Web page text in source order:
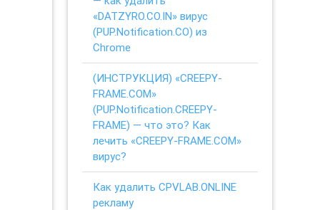
«DATZYRO.CO.IN» вирус
(PUP.Notification.CO) из
Chrome
(ИНСТРУКЦИЯ) «CREEPY-
FRAME.COM»
(PUP.Notification.CREEPY-
FRAME) — что это? Как
лечить «CREEPY-FRAME.COM»
вирус?
Как удалить CPVLAB.ONLINE
рекламу